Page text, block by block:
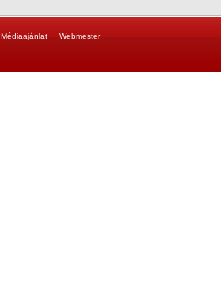
Médiaajánlat Webmester